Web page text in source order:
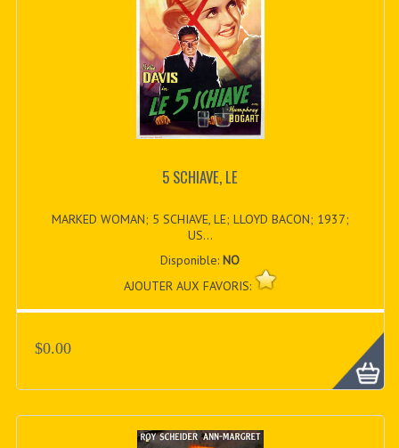
5 SCHIAVE, LE
MARKED WOMAN; 5 SCHIAVE, LE; LLOYD BACON; 1937;
US...
Disponible:NO
AJOUTER AUX FAVORIS:
$0.00